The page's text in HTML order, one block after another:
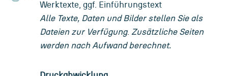
Werktexte, ggf. Einführungstext
Alle Texte, Daten und Bilder stellen Sie als
Dateien zur Verfügung. Zusätzliche Seiten
werden nach Aufwand berechnet.